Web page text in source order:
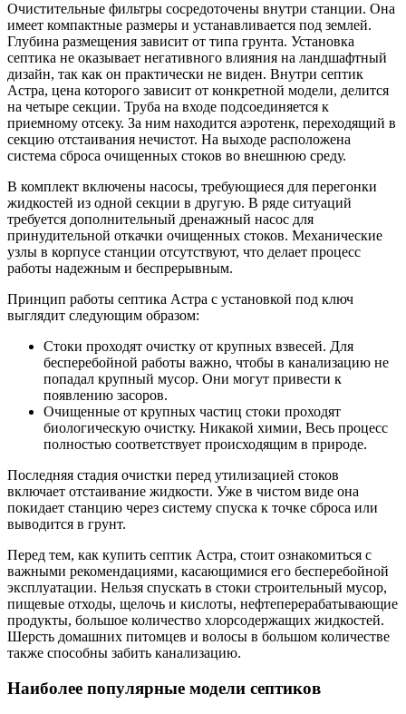
Очистительные фильтры сосредоточены внутри станции. Она
имеет компактные размеры и устанавливается под землей.
Глубина размещения зависит от типа грунта. Установка
септика не оказывает негативного влияния на ландшафтный
дизайн, так как он практически не виден. Внутри септик
Астра, цена которого зависит от конкретной модели, делится
на четыре секции. Труба на входе подсоединяется к
приемному отсеку. За ним находится аэротенк, переходящий в
секцию отстаивания нечистот. На выходе расположена
система сброса очищенных стоков во внешнюю среду.
В комплект включены насосы, требующиеся для перегонки
жидкостей из одной секции в другую. В ряде ситуаций
требуется дополнительный дренажный насос для
принудительной откачки очищенных стоков. Механические
узлы в корпусе станции отсутствуют, что делает процесс
работы надежным и беспрерывным.
Принцип работы септика Астра с установкой под ключ
выглядит следующим образом:
Стоки проходят очистку от крупных взвесей. Для
бесперебойной работы важно, чтобы в канализацию не
попадал крупный мусор. Они могут привести к
появлению засоров.
Очищенные от крупных частиц стоки проходят
биологическую очистку. Никакой химии, Весь процесс
полностью соответствует происходящим в природе.
Последняя стадия очистки перед утилизацией стоков
включает отстаивание жидкости. Уже в чистом виде она
покидает станцию через систему спуска к точке сброса или
выводится в грунт.
Перед тем, как купить септик Астра, стоит ознакомиться с
важными рекомендациями, касающимися его бесперебойной
эксплуатации. Нельзя спускать в стоки строительный мусор,
пищевые отходы, щелочь и кислоты, нефтеперерабатывающие
продукты, большое количество хлорсодержащих жидкостей.
Шерсть домашних питомцев и волосы в большом количестве
также способны забить канализацию.
Наиболее популярные модели септиков